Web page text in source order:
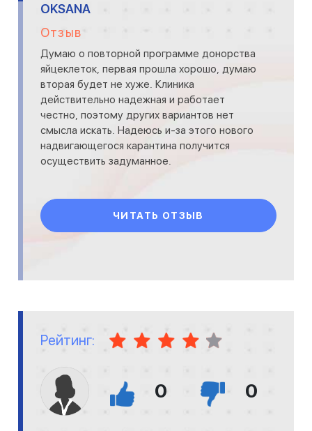
OKSANA
Отзыв
Думаю о повторной программе донорства
яйцеклеток, первая прошла хорошо, думаю
вторая будет не хуже. Клиника
действительно надежная и работает
честно, поэтому других вариантов нет
смысла искать. Надеюсь и-за этого нового
надвигающегося карантина получится
осуществить задуманное.
ЧИТАТЬ ОТЗЫВ
Рейтинг:
0 0